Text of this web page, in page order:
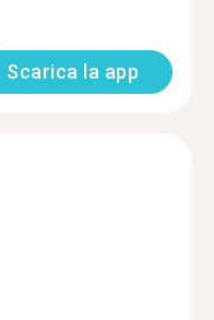
Scarica la app